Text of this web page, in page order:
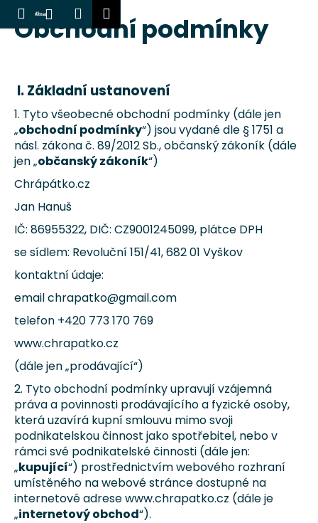
Přejít
HledatPřihlášení
Nákupní
košík
Menu
Obchodní podmínky
I.Základní ustanovení
1. Tyto všeobecné obchodní podmínky (dále jen
„obchodní podmínky“) jsou vydané dle § 1751 a
násl. zákona č. 89/2012 Sb., občanský zákoník (dále
jen „občanský zákoník“)
Chrápátko.cz
Jan Hanuš
IČ: 86955322, DIČ: CZ9001245099, plátce DPH
se sídlem: Revoluční 151/41, 682 01 Vyškov
kontaktní údaje:
email chrapatko@gmail.com
telefon +420 773 170 769
www.chrapatko.cz
(dále jen „prodávající“)
2. Tyto obchodní podmínky upravují vzájemná
práva a povinnosti prodávajícího a fyzické osoby,
která uzavírá kupní smlouvu mimo svoji
podnikatelskou činnost jako spotřebitel, nebo v
rámci své podnikatelské činnosti (dále jen:
„kupující“) prostřednictvím webového rozhraní
umístěného na webové stránce dostupné na
internetové adrese www.chrapatko.cz (dále je
„internetový obchod“).
o Zpět
Zpět
o
p
o
t
ř
e
b
u
j
e
t
e
n
a
j
í
t
?
HLEDAT